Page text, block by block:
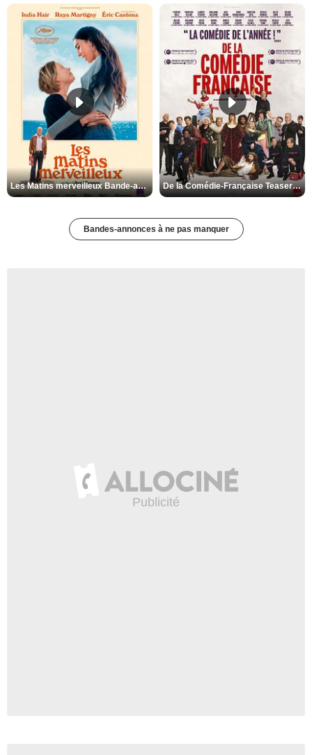
Les Matins merveilleux Bande-annonce VF De la Comédie-Française Teaser VF
Bandes-annonces à ne pas manquer